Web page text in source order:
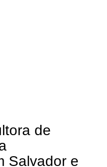
de
Salvador e